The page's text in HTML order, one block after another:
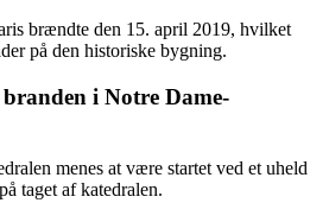
brændte den 15. april 2019, hvilket
på den historiske bygning.
i Notre Dame-
menes at være startet ved et uheld
taget af katedralen.